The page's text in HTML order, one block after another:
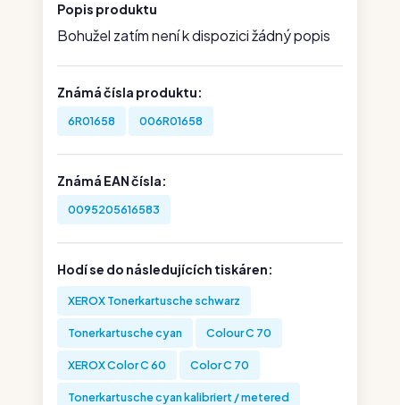
Popis produktu
Bohužel zatím není k dispozici žádný popis
Známá čísla produktu:
6R01658 006R01658
Známá EAN čísla:
0095205616583
Hodí se do následujících tiskáren:
XEROX Tonerkartusche schwarz
Tonerkartusche cyan Colour C 70
XEROX Color C 60 Color C 70
Tonerkartusche cyan kalibriert / metered